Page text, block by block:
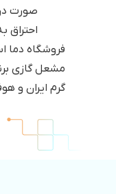
صورت
احتراق
فروشگاه دما
مشعل گازی
گرم ایران و